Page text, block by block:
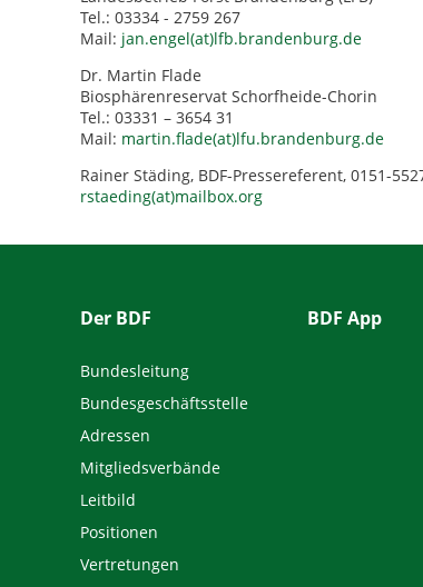
Tel.: 03334 - 2759 267
Mail: jan.engel(at)lfb.brandenburg.de
Dr. Martin Flade
Biosphärenreservat Schorfheide-Chorin
Tel.: 03331 – 3654 31
Mail: martin.flade(at)lfu.brandenburg.de
Rainer Städing, BDF-Pressereferent, 0151-
rstaeding(at)mailbox.org
Der BDF
Bundesleitung
Bundesgeschäftsstelle
Adressen
Mitgliedsverbände
Leitbild
Positionen
Vertretungen
BDF App